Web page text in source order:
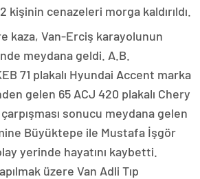
kişinin cenazeleri morga kaldırıldı.
kaza, Van-Erciş karayolunun
meydana geldi. A.B.
71 plakalı Hyundai Accent marka
gelen 65 ACJ 420 plakalı Chery
sonucu meydana gelen
Büyüktepe ile Mustafa İşgör
yerinde hayatını kaybetti.
üzere Van Adli Tıp